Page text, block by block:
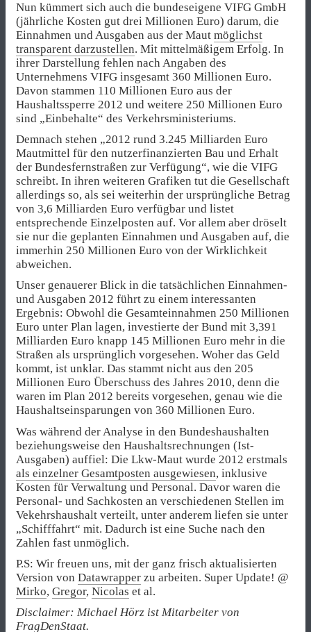
Nun kümmert sich auch die bundeseigene VIFG GmbH
(jährliche Kosten gut drei Millionen Euro) darum, die
Einnahmen und Ausgaben aus der Maut möglichst
transparent darzustellen. Mit mittelmäßigem Erfolg. In
ihrer Darstellung fehlen nach Angaben des
Unternehmens VIFG insgesamt 360 Millionen Euro.
Davon stammen 110 Millionen Euro aus der
Haushaltssperre 2012 und weitere 250 Millionen Euro
sind „Einbehalte“ des Verkehrsministeriums.
Demnach stehen „2012 rund 3.245 Milliarden Euro
Mautmittel für den nutzerfinanzierten Bau und Erhalt
der Bundesfernstraßen zur Verfügung“, wie die VIFG
schreibt. In ihren weiteren Grafiken tut die Gesellschaft
allerdings so, als sei weiterhin der ursprüngliche Betrag
von 3,6 Milliarden Euro verfügbar und listet
entsprechende Einzelposten auf. Vor allem aber dröselt
sie nur die geplanten Einnahmen und Ausgaben auf, die
immerhin 250 Millionen Euro von der Wirklichkeit
abweichen.
Unser genauerer Blick in die tatsächlichen Einnahmen-
und Ausgaben 2012 führt zu einem interessanten
Ergebnis: Obwohl die Gesamteinnahmen 250 Millionen
Euro unter Plan lagen, investierte der Bund mit 3,391
Milliarden Euro knapp 145 Millionen Euro mehr in die
Straßen als ursprünglich vorgesehen. Woher das Geld
kommt, ist unklar. Das stammt nicht aus den 205
Millionen Euro Überschuss des Jahres 2010, denn die
waren im Plan 2012 bereits vorgesehen, genau wie die
Haushaltseinsparungen von 360 Millionen Euro.
Was während der Analyse in den Bundeshaushalten
beziehungsweise den Haushaltsrechnungen (Ist-
Ausgaben) auffiel: Die Lkw-Maut wurde 2012 erstmals
als einzelner Gesamtposten ausgewiesen, inklusive
Kosten für Verwaltung und Personal. Davor waren die
Personal- und Sachkosten an verschiedenen Stellen im
Vekehrshaushalt verteilt, unter anderem liefen sie unter
„Schifffahrt“ mit. Dadurch ist eine Suche nach den
Zahlen fast unmöglich.
P.S: Wir freuen uns, mit der ganz frisch aktualisierten
Version von Datawrapper zu arbeiten. Super Update! @
Mirko, Gregor, Nicolas et al.
Disclaimer: Michael Hörz ist Mitarbeiter von
FragDenStaat.